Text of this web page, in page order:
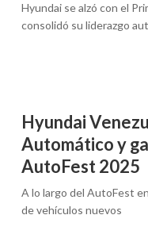
Hyundai se alzó con el
consolidó su liderazgo
Hyundai
Automático y
AutoFest 2025
A lo largo del AutoFest
de vehículos nuevos